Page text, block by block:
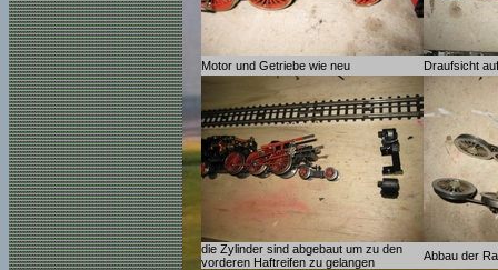
Motor und Getriebe wie neu Draufsicht
die Zylinder sind abgebaut um zu den
vorderen Haftreifen zu gelangen
Abbau der